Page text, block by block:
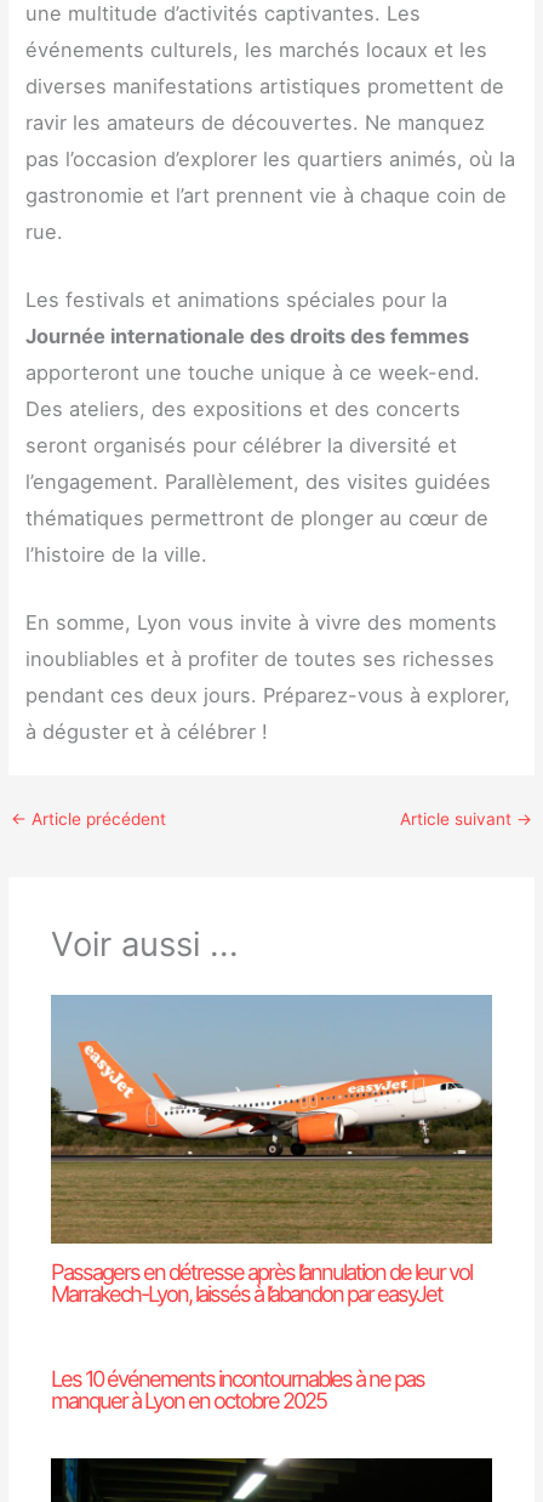
une multitude d’activités captivantes. Les
événements culturels, les marchés locaux et les
diverses manifestations artistiques promettent de
ravir les amateurs de découvertes. Ne manquez
pas l’occasion d’explorer les quartiers animés, où la
gastronomie et l’art prennent vie à chaque coin de
rue.
Les festivals et animations spéciales pour la
Journée internationale des droits des femmes
apporteront une touche unique à ce week-end.
Des ateliers, des expositions et des concerts
seront organisés pour célébrer la diversité et
l’engagement. Parallèlement, des visites guidées
thématiques permettront de plonger au cœur de
l’histoire de la ville.
En somme, Lyon vous invite à vivre des moments
inoubliables et à profiter de toutes ses richesses
pendant ces deux jours. Préparez-vous à explorer,
à déguster et à célébrer !
← Article précédent Article suivant →
Voir aussi ...
Passagers en détresse après l’annulation de leur vol
Marrakech-Lyon, laissés à l’abandon par easyJet
Les 10 événements incontournables à ne pas
manquer à Lyon en octobre 2025